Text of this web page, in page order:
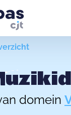
domein